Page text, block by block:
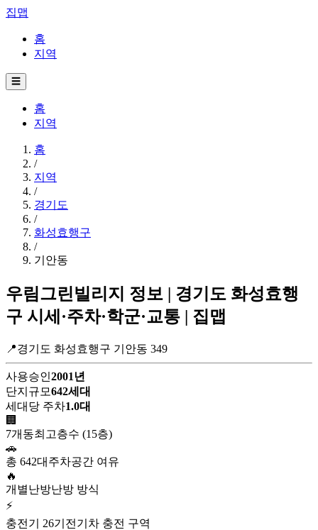
집맵
홈
지역
☰
홈
지역
홈
/
지역
/
경기도
/
화성효행구
/
기안동
우림그린빌리지 정보 | 경기도 화성효행
구 시세·주차·학군·교통 | 집맵
📍경기도 화성효행구 기안동 349
사용승인2001년
단지규모642세대
세대당 주차1.0대
🏢
7개동최고층수 (15층)
🚗
총 642대 주차공간 여유
🔥
개별난방난방 방식
⚡
충전기 26기 전기차 충전 구역